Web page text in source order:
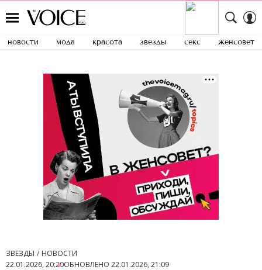
новости мода красота звезды секс женсовет
ЗВЕЗДЫ
НОВОСТИ
22.01.2026, 20:20ОБНОВЛЕНО 22.01.2026, 21:09